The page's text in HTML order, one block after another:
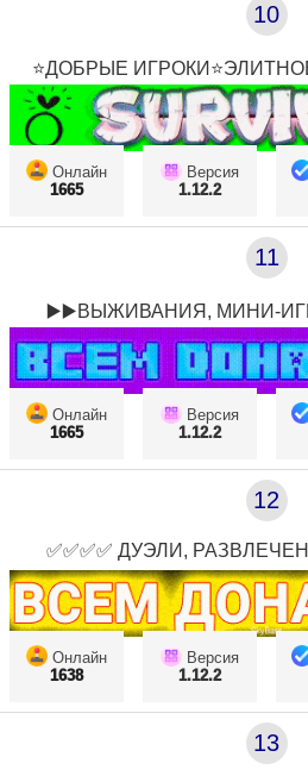
10
⭐ДОБРЫЕ
Онлайн
1665
Версия
1.12.2
11
▶️▶️ВЫЖИВАНИЯ, МИНИ-
Онлайн
1665
Версия
1.12.2
12
✅✅✅✅ ДУЭЛИ,
Онлайн
1638
Версия
1.12.2
13